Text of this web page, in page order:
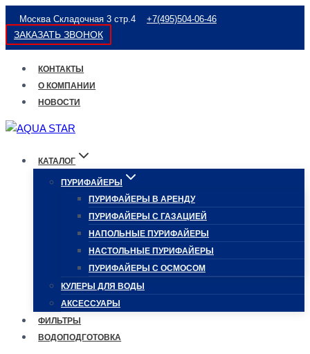
Перейти
к
содержимому
Москва Складочная 3 стр.4 +7(495)504-06-46
ЗАКАЗАТЬ ЗВОНОК
КОНТАКТЫ
О КОМПАНИИ
НОВОСТИ
КАТАЛОГ
ПУРИФАЙЕРЫ
ПУРИФАЙЕРЫ В АРЕНДУ
ПУРИФАЙЕРЫ С ГАЗАЦИЕЙ
НАПОЛЬНЫЕ ПУРИФАЙЕРЫ
НАСТОЛЬНЫЕ ПУРИФАЙЕРЫ
ПУРИФАЙЕРЫ С ОСМОСОМ
КУЛЕРЫ ДЛЯ ВОДЫ
АКСЕССУАРЫ
ФИЛЬТРЫ
ВОДОПОДГОТОВКА